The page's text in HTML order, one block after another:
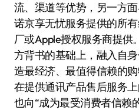
流、渠道等优势，另一方
诺京享无忧服务提供的所
厂或Apple授权服务商提供
方背书的基础上，融入自
造最经济、最值得信赖的
在提供通讯产品售后服务
也向“成为最受消费者信赖